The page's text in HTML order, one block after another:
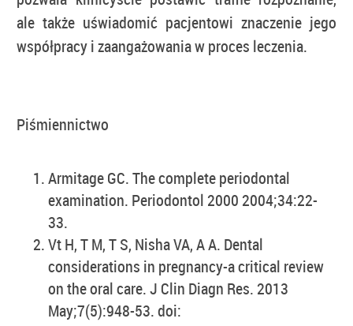
ale także uświadomić pacjentowi znaczenie jego
współpracy i zaangażowania w proces leczenia.
Piśmiennictwo
Armitage GC. The complete periodontal
examination. Periodontol 2000 2004;34:22-
33.
Vt H, T M, T S, Nisha VA, A A. Dental
considerations in pregnancy-a critical review
on the oral care. J Clin Diagn Res. 2013
May;7(5):948-53. doi: